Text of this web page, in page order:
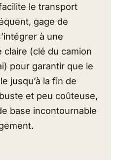
le transport
gage de
à une
(clé du camion
pour garantir que le
jusqu’à la fin de
et peu coûteuse,
base incontournable